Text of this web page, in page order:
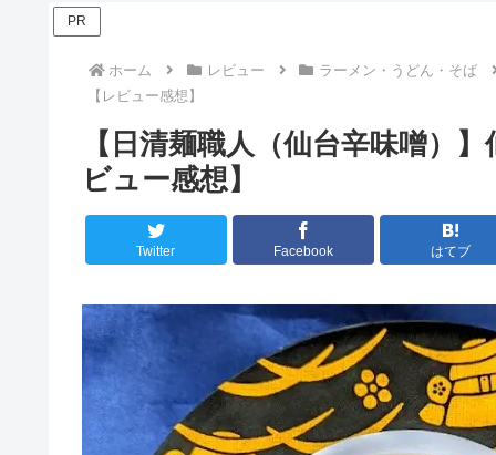
ホーム レビュー
ラーメン・うどん・そば
【レビュー感想】
PR
【日清麺職人（仙台辛味噌）
ビュー感想】
Twitter Facebook はてブ